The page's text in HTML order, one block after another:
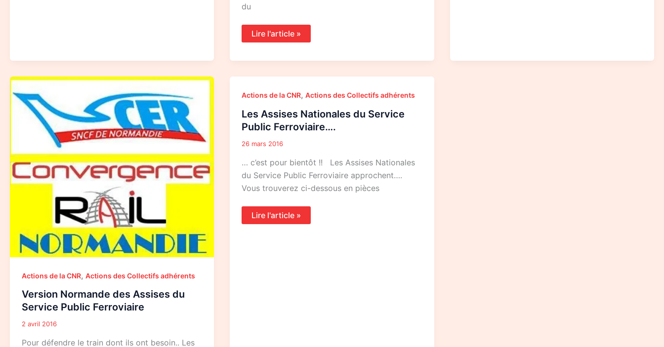
du
Lire l'article »
Actions de la CNR, Actions des Collectifs adhérents
Version Normande des Assises du
Service Public Ferroviaire
2 avril 2016
Pour défendre le train dont ils ont besoin.. Les
Version
des
Assises
du
Service
Public
Ferroviaire
Actions de la CNR,Actions des Collectifs adhérents
Les Assises Nationales du Service
Public Ferroviaire….
26 mars 2016
… c’est pour bientôt !! Les Assises Nationales
du Service Public Ferroviaire approchent….
Vous trouverez ci-dessous en pièces
Les
Assises
Nationales
du
Service
Public
Ferroviaire….
Lire l'article »